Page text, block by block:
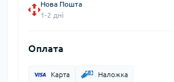
Нова Пошта
1-2 дні
Оплата
Карта Наложка